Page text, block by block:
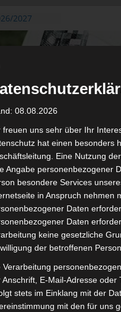
2027
August
aus der
der ersten 15
2027 –
20.
AS Soliman
zu
Für die Nutzung von
wir laut DSGVO
08.08.2026
freuen uns sehr über Ihr
hat einen besonders
Eine Nutzung
Angabe personenbezogener
besondere Services
in Anspruch nehmen
Daten
Daten
keine gesetzliche
der betroffenen Person
Verarbeitung
Anschrift, E-Mail-Adresse oder
stets im Einklang mit der
mit den für uns